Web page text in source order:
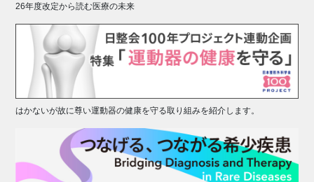
26年度改定から読む医療の未来
はかないが故に尊い運動器の健康を守る取り組みを紹介します。